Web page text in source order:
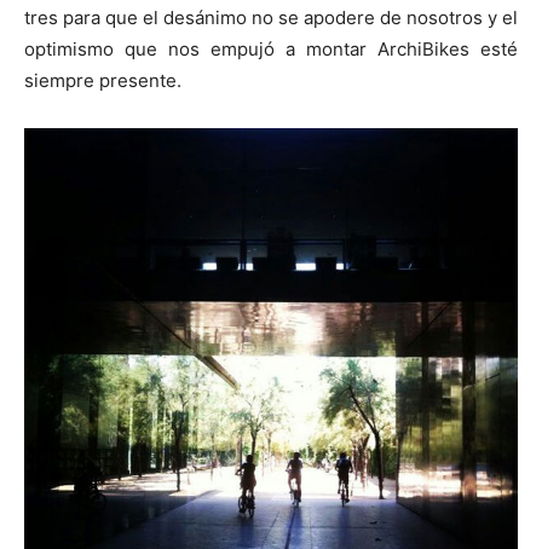
tres para que el desánimo no se apodere de nosotros y el
optimismo que nos empujó a montar ArchiBikes esté
siempre presente.